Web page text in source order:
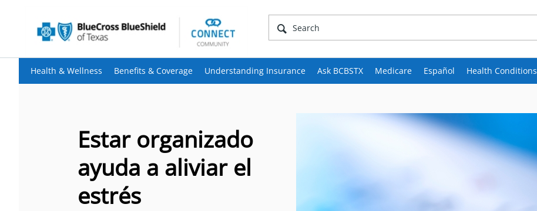
Health & Wellness Benefits & Coverage Understanding Insurance Ask BCBSTX Medicare Español Health Conditions
Estar organizado
ayuda a aliviar el
estrés